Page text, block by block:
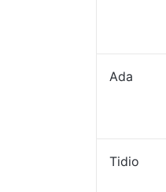
Ada
Tidio